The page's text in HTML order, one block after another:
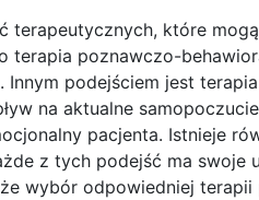
terapeutycznych, które
poznawczo-
podejściem jest
na aktualne
pacjenta. Istnieje
z tych podejść ma swoje
wybór odpowiedniej